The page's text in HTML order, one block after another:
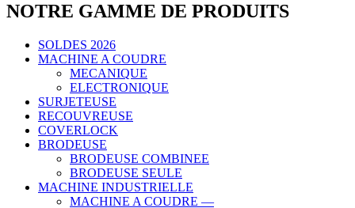
NOTRE GAMME DE PRODUITS
SOLDES 2026
MACHINE A COUDRE
MECANIQUE
ELECTRONIQUE
SURJETEUSE
RECOUVREUSE
COVERLOCK
BRODEUSE
BRODEUSE COMBINEE
BRODEUSE SEULE
MACHINE INDUSTRIELLE
MACHINE A COUDRE —